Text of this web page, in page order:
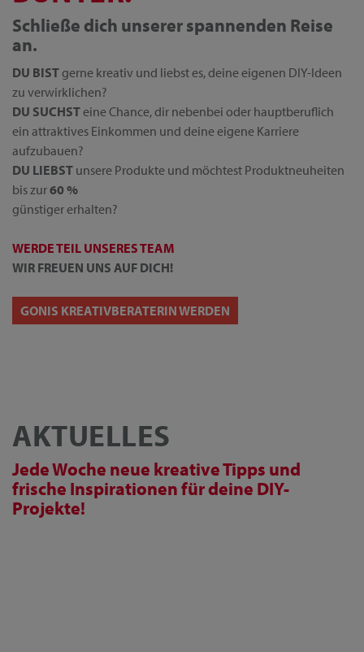
Schließe dich unserer spannenden Reise
an.
DU BISTgerne kreativ und liebst es, deine eigenen DIY-Ideen
zu verwirklichen?
DU SUCHSTeine Chance, dir nebenbei oder hauptberuflich
ein attraktives Einkommen und deine eigene Karriere
aufzubauen?
DU LIEBST unsere Produkte und möchtest Produktneuheiten
bis zur60 %
günstiger erhalten?
WERDE TEIL UNSERES TEAM
WIR FREUEN UNS AUF DICH!
GONIS KREATIVBERATERIN WERDEN
AKTUELLES
Jede Woche neue kreative Tipps und
frische Inspirationen für deine DIY-
Projekte!